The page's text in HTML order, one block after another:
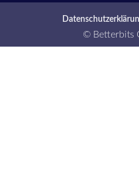
© Betterbits